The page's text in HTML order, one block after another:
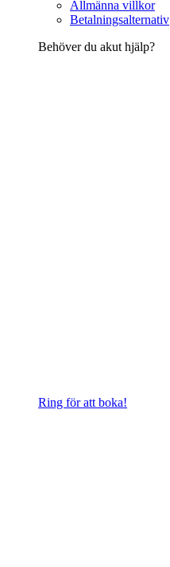
Allmänna villkor
Betalningsalternativ
Behöver du akut hjälp?
Ring för att boka!